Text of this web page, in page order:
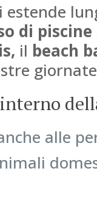
estende
di piscine
il beach
alle